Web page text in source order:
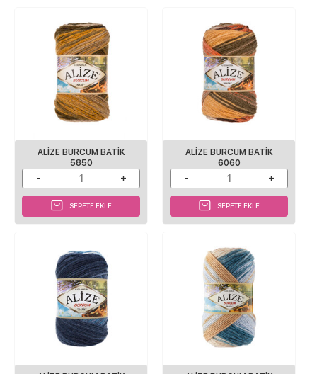
ALİZE BURCUM BATİK
5850
SEPETE EKLE
ALİZE BURCUM BATİK
6060
SEPETE EKLE